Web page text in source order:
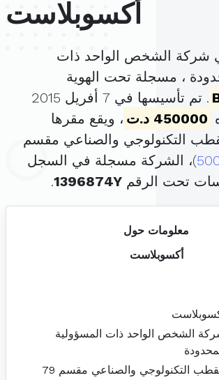
أكسوبلاست
شركة الشخص الواحد ذات
، مسجلة تحت الهوية
. تم تأسيسها في 7 أفريل 2015
450000 د.ت
، ويقع مقرها
التكنولوجي والصناعي مقسم
)، الشركة مسجلة في السجل
تحت الرقم 1396874Y
.
معلومات حول
أكسوبلاست
الشخص الواحد ذات المسؤولية
القطب التكنولوجي والصناعي مقسم 79